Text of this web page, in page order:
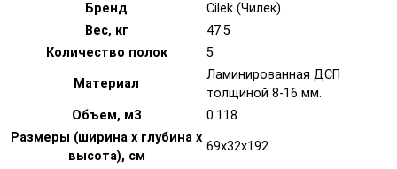
Бренд
Cilek (Чилек)
Вес, кг
47.5
Количество полок
5
Материал
Ламинированная ДСП
толщиной 8-16 мм.
Объем, м3
0.118
Размеры (ширина х глубина х
высота), см
69х32х192